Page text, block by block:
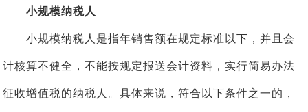
小规模纳税人
小规模纳税人是指年销售额在规定标准以下，并且会
计核算不健全，不能按规定报送会计资料，实行简易办法
征收增值税的纳税人。具体来说，符合以下条件之一的，